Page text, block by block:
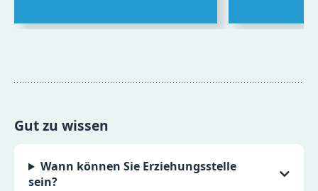
Gut zu wissen
Wann können Sie Erziehungsstelle
sein?